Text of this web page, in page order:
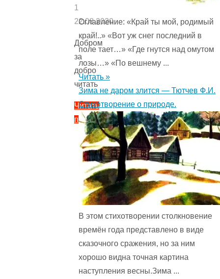
18.04.2021
22.08.2020
Добром
за
добро
читать
Читать
полностью
"Добром
за
добро
шведская
народная
сказка.
Про
юношу
колдунью.
Оглавление: «Край ты мой, родимый
край!..» «Вот уж снег последний в
поле тает…» «Где гнутся над омутом
лозы…» «По вешнему ...
Читать »
Зима не даром злится — Тютчев Ф.И.
Стихотворение о природе.
В этом стихотворении столкновение
времён года представ­лено в виде
сказочного сражения, но за ним
хорошо видна точная картина
наступления весны.Зима ...